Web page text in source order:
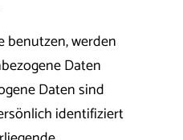
benutzen, werden
Daten
Daten sind
identifiziert